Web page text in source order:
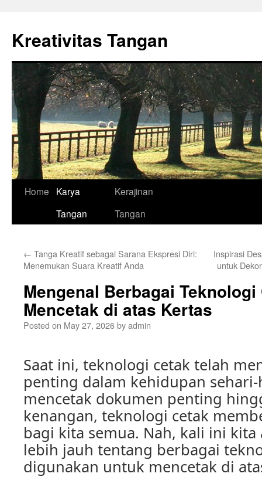
content
Kreativitas Tangan
Home
Karya
Tangan
Kerajinan
Tangan
← Tanga Kreatif sebagai Sarana Ekspresi Diri:
Menemukan Suara Kreatif Anda
Inspirasi
untuk
Mengenal Berbagai
Mencetak di atas Kertas
Posted on May 27, 2026byadmin
Saat ini, teknologi cetak telah
penting dalam kehidupan
mencetak dokumen penting
kenangan, teknologi cetak
bagi kita semua. Nah, kali ini
lebih jauh tentang berbagai
digunakan untuk mencetak di